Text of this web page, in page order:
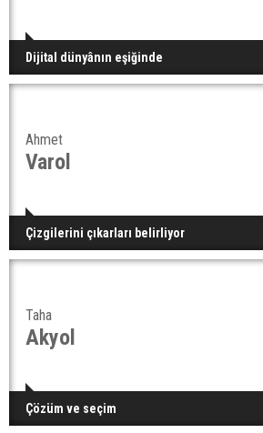
Dijital dünyânın eşiğinde
Ahmet
Varol
Çizgilerini çıkarları belirliyor
Taha
Akyol
Çözüm ve seçim